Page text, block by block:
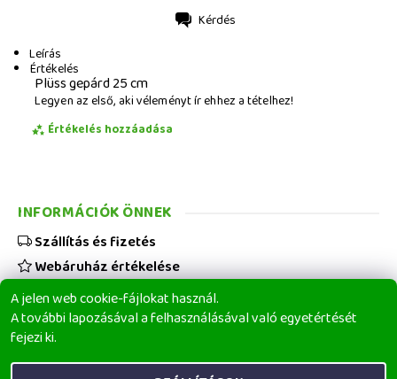
Kérdés
Leírás
Értékelés
Plüss gepárd 25 cm
Legyen az első, aki véleményt ír ehhez a tételhez!
Értékelés hozzáadása
A jelen web cookie-fájlokat használ.
A további lapozásával a felhasználásával való egyetértését
fejezi ki.
INFORMÁCIÓK ÖNNEK
Szállítás és fizetés
Webáruház értékelése
Viszonteladóknak
Üzleti feltételek
Elérhetőségeink